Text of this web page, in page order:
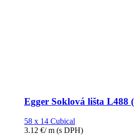
Egger Soklová lišta L488
58 x 14 Cubical
3.12 €/ m (s DPH)